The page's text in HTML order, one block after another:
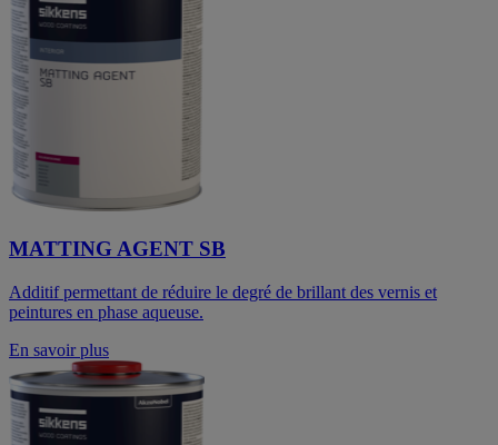
MATTING AGENT SB
Additif permettant de réduire le degré de brillant des vernis et
peintures en phase aqueuse.
En savoir plus